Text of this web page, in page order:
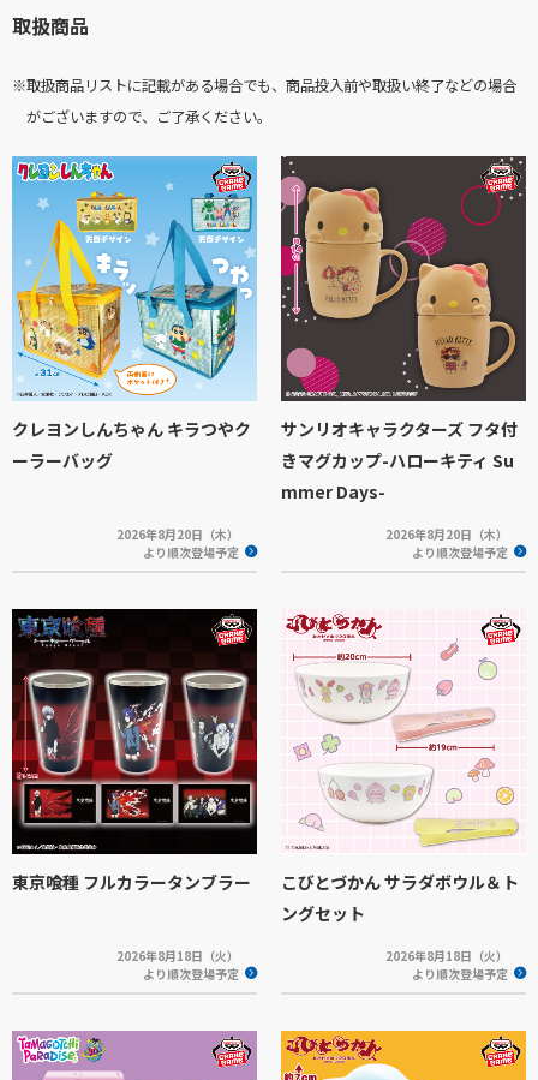
取扱商品
※取扱商品リストに記載がある場合でも、商品投入前や取扱い終了などの場合
がございますので、ご了承ください。
クレヨンしんちゃん キラつやク
ーラーバッグ
2026年8月20日（木）
より順次登場予定
サンリオキャラクターズ フタ付
きマグカップ-ハローキティ Su
mmer Days-
2026年8月20日（木）
より順次登場予定
東京喰種 フルカラータンブラー
2026年8月18日（火）
より順次登場予定
こびとづかん サラダボウル＆ト
ングセット
2026年8月18日（火）
より順次登場予定